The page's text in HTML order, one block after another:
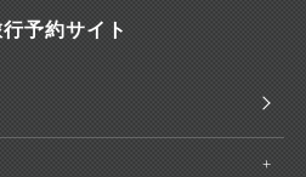
予約サイト